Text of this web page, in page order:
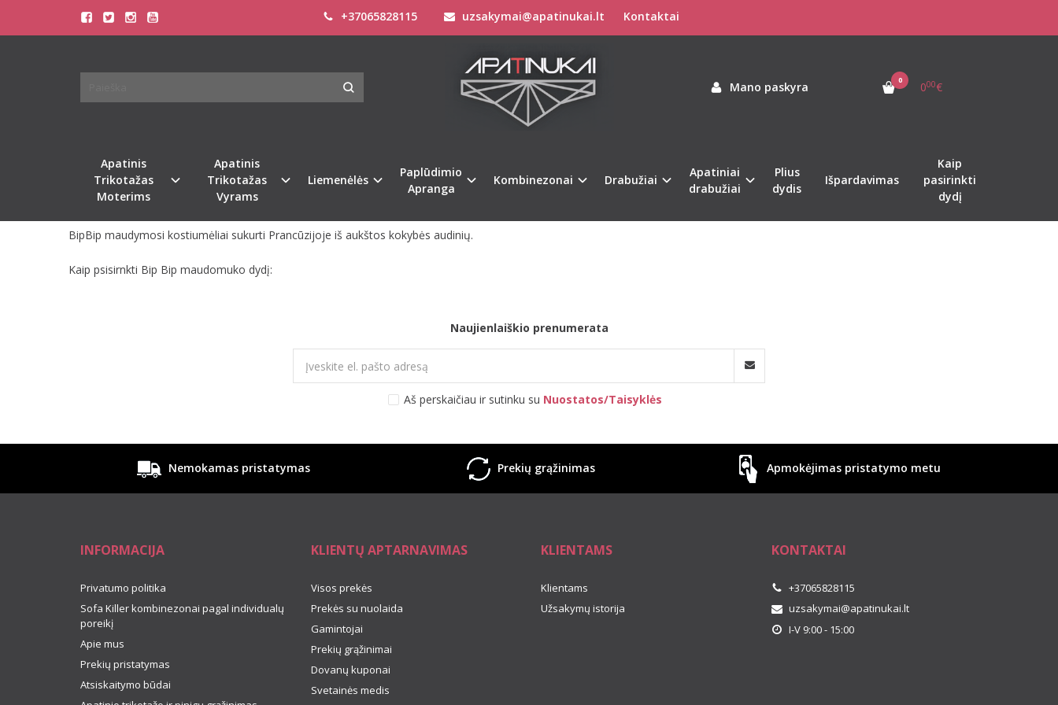
+37065828115 uzsakymai@apatinukai.lt Kontaktai
Mano paskyra 0 000€
Apatinis
Trikotažas
Moterims
Apatinis
Trikotažas
Vyrams
Liemenėlės
Paplūdimio
Apranga
Kombinezonai Drabužiai
Apatiniai
drabužiai
Plius
dydis
Išpardavimas
Kaip
pasirinkti
dydį
BIPBIP
Atsiprašome, tačiau pasirinkto gamintojo prekių šiuo metu neturime!
GRĮŽTI
BipBip maudymosi kostiumėliai sukurti Prancūzijoje iš aukštos kokybės audinių.
Kaip psisirnkti Bip Bip maudomuko dydį:
Naujienlaiškio prenumerata
Aš perskaičiau ir sutinku su Nuostatos/Taisyklės
Nemokamas pristatymas Prekių grąžinimas Apmokėjimas pristatymo metu
INFORMACIJA
Privatumo politika
Sofa Killer kombinezonai pagal individualų
poreikį
Apie mus
Prekių pristatymas
Atsiskaitymo būdai
KLIENTŲ APTARNAVIMAS
Visos prekės
Prekės su nuolaida
Gamintojai
Prekių grąžinimai
Dovanų kuponai
Svetainės medis
KLIENTAMS
Klientams
Užsakymų istorija
KONTAKTAI
+37065828115
uzsakymai@apatinukai.lt
I-V 9:00 - 15:00